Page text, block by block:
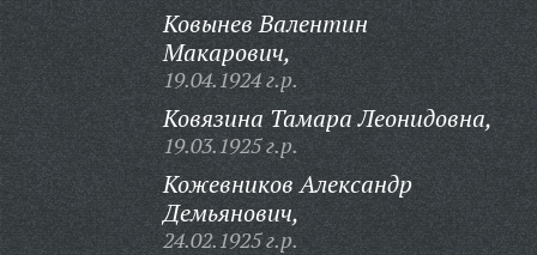
Ковынев Валентин
Макарович,
19.04.1924 г.р.
Ковязина Тамара Леонидовна,
19.03.1925 г.р.
Кожевников Александр
Демьянович,
24.02.1925 г.р.